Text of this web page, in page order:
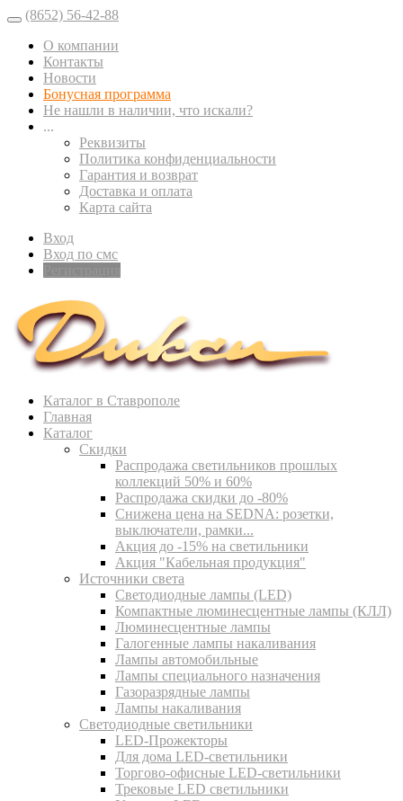
(8652) 56-42-88
О компании
Контакты
Новости
Бонусная программа
Не нашли в наличии, что искали?
...
Реквизиты
Политика конфиденциальности
Гарантия и возврат
Доставка и оплата
Карта сайта
Вход
Вход по смс
Каталог в Ставрополе
Главная
Каталог
Скидки
Распродажа светильников прошлых
коллекций 50% и 60%
Распродажа скидки до -80%
Cнижена цена на SEDNA: розетки,
выключатели, рамки...
Акция до -15% на светильники
Акция "Кабельная продукция"
Источники света
Светодиодные лампы (LED)
Компактные люминесцентные лампы (КЛЛ)
Люминесцентные лампы
Галогенные лампы накаливания
Лампы автомобильные
Лампы специального назначения
Газоразрядные лампы
Лампы накаливания
Светодиодные светильники
LED-Прожекторы
Для дома LED-светильники
Торгово-офисные LED-светильники
Трековые LED светильники